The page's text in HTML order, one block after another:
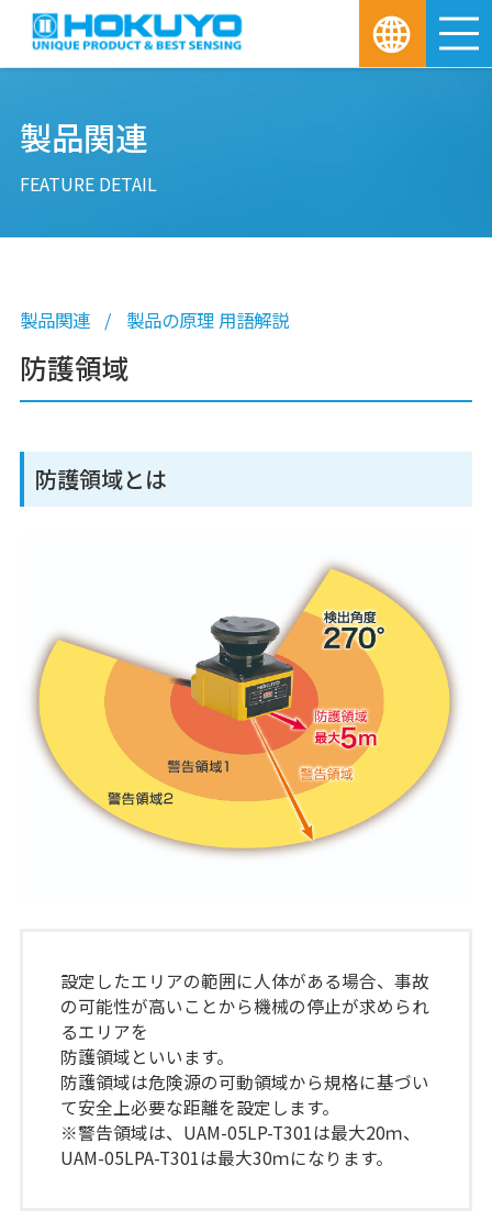
製品関連
FEATURE DETAIL
製品関連 製品の原理 用語解説
防護領域
防護領域とは
設定したエリアの範囲に人体がある場合、事故
の可能性が高いことから機械の停止が求められ
るエリアを
防護領域といいます。
防護領域は危険源の可動領域から規格に基づい
て安全上必要な距離を設定します。
※警告領域は、UAM-05LP-T301は最大20ｍ、
UAM-05LPA-T301は最大30ｍになります。